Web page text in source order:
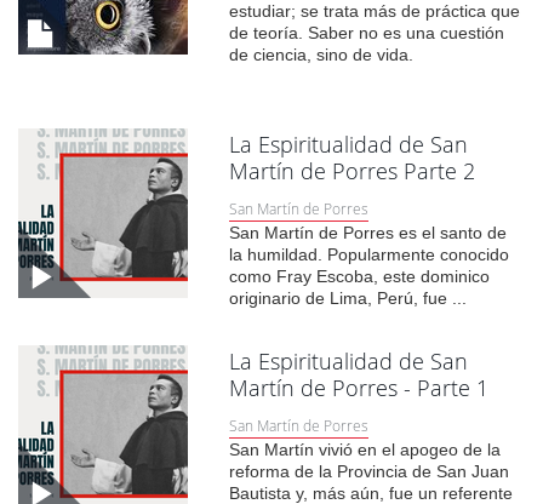
estudiar; se trata más de práctica que
de teoría. Saber no es una cuestión
de ciencia, sino de vida.
La Espiritualidad de San
Martín de Porres Parte 2
San Martín de Porres
San Martín de Porres es el santo de
la humildad. Popularmente conocido
como Fray Escoba, este dominico
originario de Lima, Perú, fue ...
La Espiritualidad de San
Martín de Porres - Parte 1
San Martín de Porres
San Martín vivió en el apogeo de la
reforma de la Provincia de San Juan
Bautista y, más aún, fue un referente